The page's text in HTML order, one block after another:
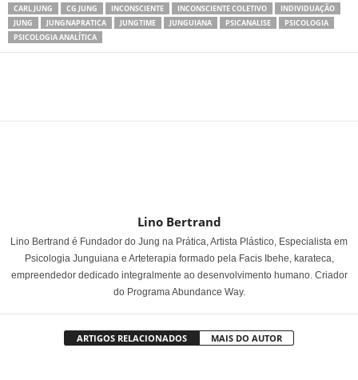
CARL JUNG
CG JUNG INCONSCIENTE INCONSCIENTE COLETIVO
INDIVIDUAÇÃO
JUNG
JUNGNAPRATICA JUNGTIME JUNGUIANA PSICANALISE
PSICOLOGIA
PSICOLOGIA ANALÍTICA
Lino Bertrand
Lino Bertrand é Fundador do Jung na Prática, Artista Plástico, Especialista em
Psicologia Junguiana e Arteterapia formado pela Facis Ibehe, karateca,
empreendedor dedicado integralmente ao desenvolvimento humano. Criador
do Programa Abundance Way.
ARTIGOS RELACIONADOS MAIS DO AUTOR